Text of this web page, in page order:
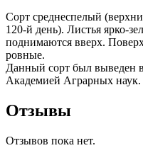
Сорт среднеспелый
120-й день). Листья ярко-
поднимаются вверх.
ровные.
Данный сорт был выведен
Академией Аграрных наук.
Отзывы
Отзывов пока нет.